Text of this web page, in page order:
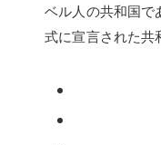
ベル人の共和国で
式に宣言された共